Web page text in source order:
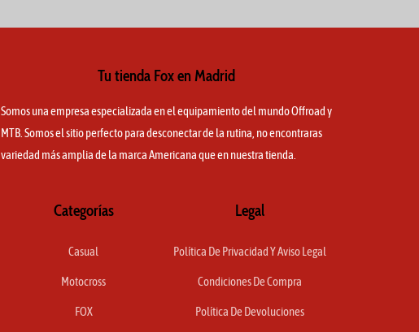
Tu tienda Fox en Madrid
Somos una empresa especializada en el equipamiento del mundo Offroad y
MTB. Somos el sitio perfecto para desconectar de la rutina, no encontraras
variedad más amplia de la marca Americana que en nuestra tienda.
Categorías
Casual
Motocross
FOX
Legal
Política De Privacidad Y Aviso Legal
Condiciones De Compra
Política De Devoluciones